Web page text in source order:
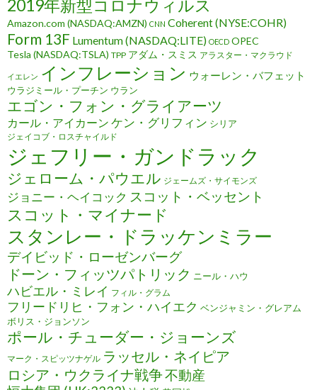
2019年新型コロナウィルス
Amazon.com (NASDAQ:AMZN) CNN Coherent (NYSE:COHR)
Form 13F Lumentum (NASDAQ:LITE) OECD OPEC
Tesla (NASDAQ:TSLA) TPP アダム・スミス アラスター・マクラウド
イエレン インフレーション ウォーレン・バフェット
ウラジミール・プーチン ウラン
エゴン・フォン・グライアーツ
カール・アイカーン ケン・グリフィン シリア
ジェイコブ・ロスチャイルド
ジェフリー・ガンドラック
ジェローム・パウエル ジェームズ・サイモンズ
ジョニー・ヘイコック スコット・ベッセント
スコット・マイナード
スタンレー・ドラッケンミラー
デイビッド・ローゼンバーグ
ドーン・フィッツパトリック ニール・ハウ
ハビエル・ミレイ フィル・グラム
フリードリヒ・フォン・ハイエク ベンジャミン・グレアム
ボリス・ジョンソン
ポール・チューダー・ジョーンズ
マーク・スピッツナゲル ラッセル・ネイピア
ロシア・ウクライナ戦争不動産